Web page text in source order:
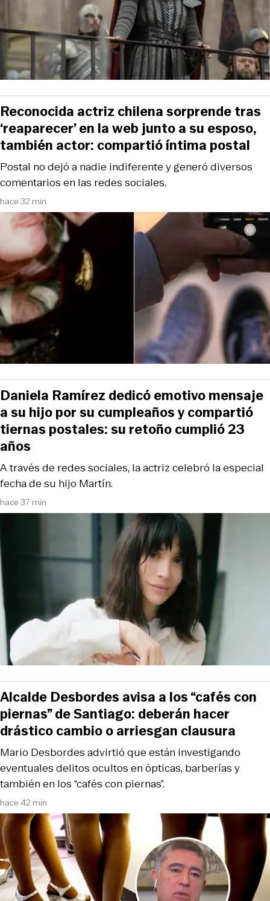
hace 32 min
Postal no dejó a nadie indiferente y generó diversos
comentarios en las redes sociales.
Reconocida actriz chilena sorprende tras
‘reaparecer’ en la web junto a su esposo,
también actor: compartió íntima postal
hace 37 min
A través de redes sociales, la actriz celebró la especial
fecha de su hijo Martín.
Daniela Ramírez dedicó emotivo mensaje
a su hijo por su cumpleaños y compartió
tiernas postales: su retoño cumplió 23
años
hace 42 min
Mario Desbordes advirtió que están investigando
eventuales delitos ocultos en ópticas, barberías y
también en los “cafés con piernas”.
Alcalde Desbordes avisa a los “cafés con
piernas” de Santiago: deberán hacer
drástico cambio o arriesgan clausura